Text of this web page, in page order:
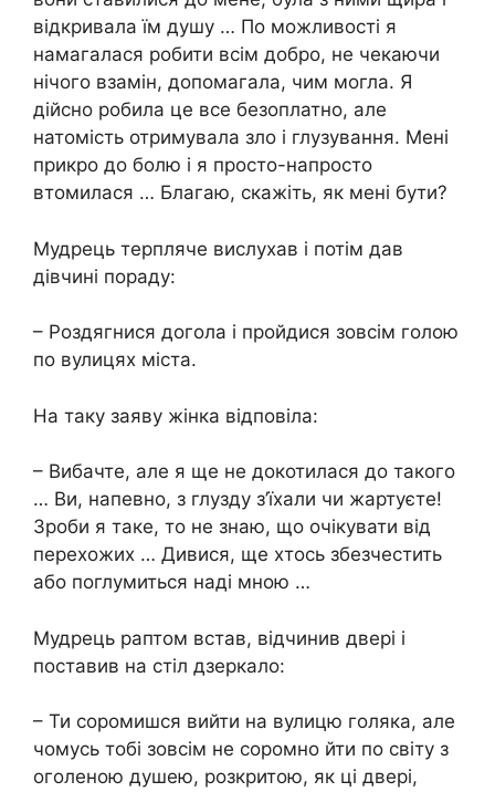
відкривала їм душу … По можливості я
намагалася робити всім добро, не чекаючи
нічого взамін, допомагала, чим могла. Я
дійсно робила це все безоплатно, але
натомість отримувала зло і глузування. Мені
прикро до болю і я просто-напросто
втомилася … Благаю, скажіть, як мені бути?
Мудрець терпляче вислухав і потім дав
дівчині пораду:
– Роздягнися догола і пройдися зовсім голою
по вулицях міста.
На таку заяву жінка відповіла:
– Вибачте, але я ще не докотилася до такого
… Ви, напевно, з глузду з’їхали чи жартуєте!
Зроби я таке, то не знаю, що очікувати від
перехожих … Дивися, ще хтось збезчестить
або поглумиться наді мною …
Мудрець раптом встав, відчинив двері і
поставив на стіл дзеркало:
– Ти соромишся вийти на вулицю голяка, але
чомусь тобі зовсім не соромно йти по світу з
оголеною душею, розкритою, як ці двері,